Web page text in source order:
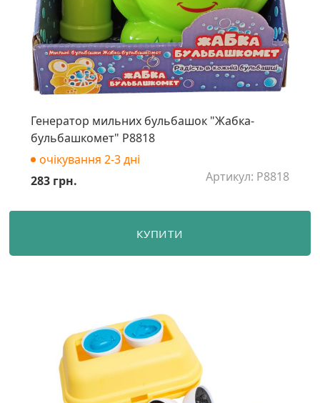
Генератор мильних бульбашок "Жабка-
бульбашкомет" P8818
очікування 2-3 дні
Артикул: P8818
283 грн.
КУПИТИ